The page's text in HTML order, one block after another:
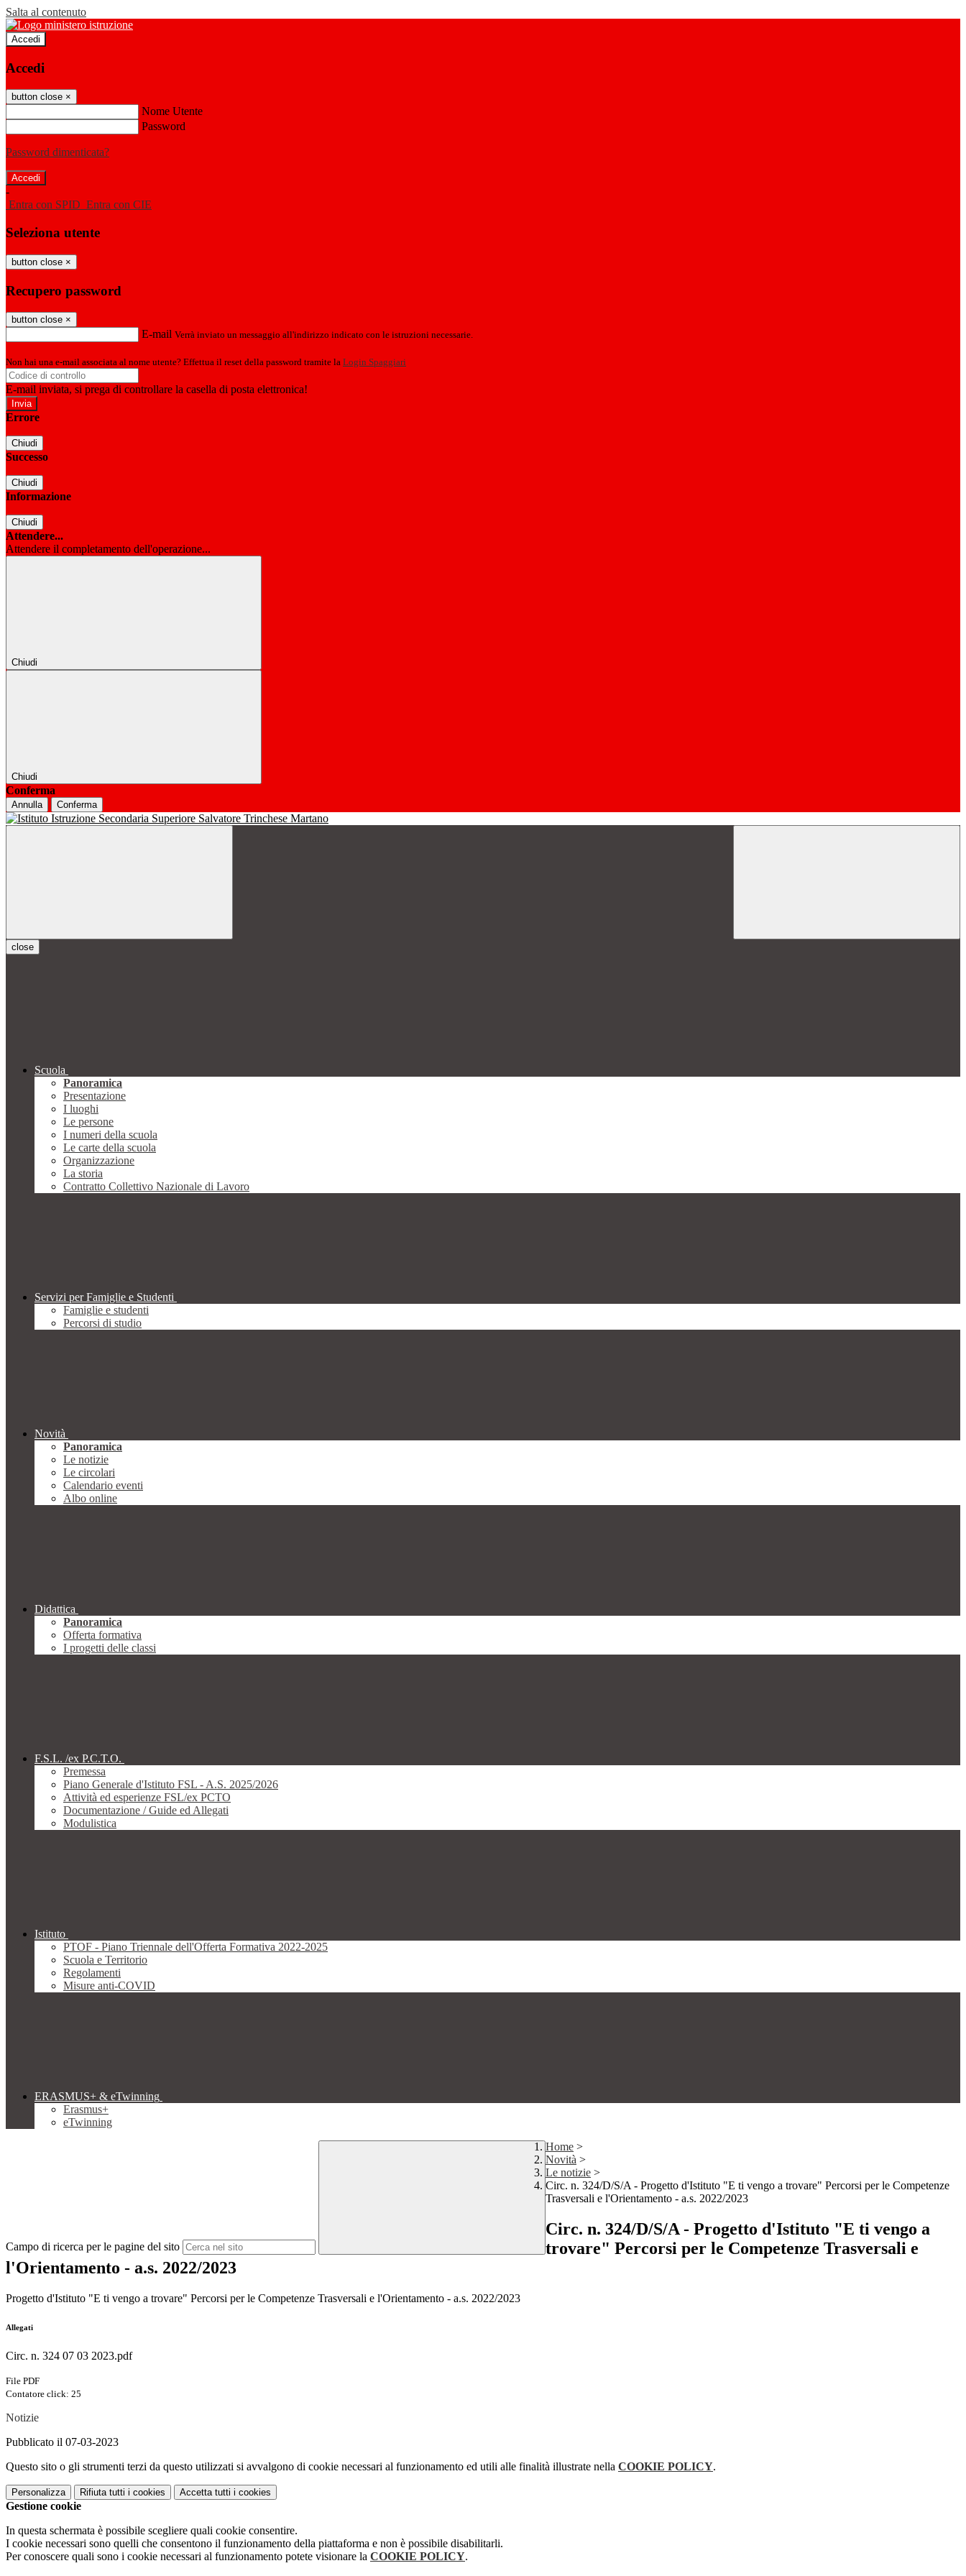
Salta al contenuto
Accedi
Accedi
button close ×
Nome Utente
Password
Password dimenticata?
-
Entra con SPID Entra con CIE
Seleziona utente
button close ×
Recupero password
button close ×
E-mail Verrà inviato un messaggio all'indirizzo indicato con le istruzioni necessarie.
Non hai una e-mail associata al nome utente? Effettua il reset della password tramite la Login Spaggiari
E-mail inviata, si prega di controllare la casella di posta elettronica!
Errore
Chiudi
Successo
Chiudi
Informazione
Chiudi
Attendere...
Attendere il completamento dell'operazione...
Chiudi
Chiudi
Conferma
Annulla Conferma
close
Scuola
Panoramica
Presentazione
I luoghi
Le persone
I numeri della scuola
Le carte della scuola
Organizzazione
La storia
Contratto Collettivo Nazionale di Lavoro
Servizi per Famiglie e Studenti
Famiglie e studenti
Percorsi di studio
Novità
Panoramica
Le notizie
Le circolari
Calendario eventi
Albo online
Didattica
Panoramica
Offerta formativa
I progetti delle classi
F.S.L. /ex P.C.T.O.
Premessa
Piano Generale d'Istituto FSL - A.S. 2025/2026
Attività ed esperienze FSL/ex PCTO
Documentazione / Guide ed Allegati
Modulistica
Istituto
PTOF - Piano Triennale dell'Offerta Formativa 2022-2025
Scuola e Territorio
Regolamenti
Misure anti-COVID
ERASMUS+ & eTwinning
Erasmus+
eTwinning
Campo di ricerca per le pagine del sito
Home >
Novità >
Le notizie >
Circ. n. 324/D/S/A - Progetto d'Istituto "E ti vengo a trovare" Percorsi per le Competenze
Trasversali e l'Orientamento - a.s. 2022/2023
Circ. n. 324/D/S/A - Progetto d'Istituto "E ti vengo a
trovare" Percorsi per le Competenze Trasversali e
l'Orientamento - a.s. 2022/2023
Progetto d'Istituto "E ti vengo a trovare" Percorsi per le Competenze Trasversali e l'Orientamento - a.s. 2022/2023
Allegati
Circ. n. 324 07 03 2023.pdf
File PDF
Contatore click: 25
Notizie
Pubblicato il 07-03-2023
Questo sito o gli strumenti terzi da questo utilizzati si avvalgono di cookie necessari al funzionamento ed utili alle finalità illustrate nella COOKIE POLICY.
Personalizza Rifiuta tutti i cookies Accetta tutti i cookies
Gestione cookie
In questa schermata è possibile scegliere quali cookie consentire.
I cookie necessari sono quelli che consentono il funzionamento della piattaforma e non è possibile disabilitarli.
Per conoscere quali sono i cookie necessari al funzionamento potete visionare la COOKIE POLICY.